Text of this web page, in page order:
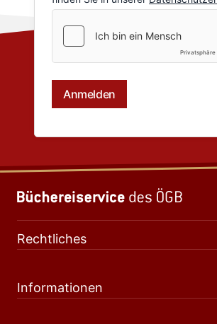
Rechtliches
Informationen